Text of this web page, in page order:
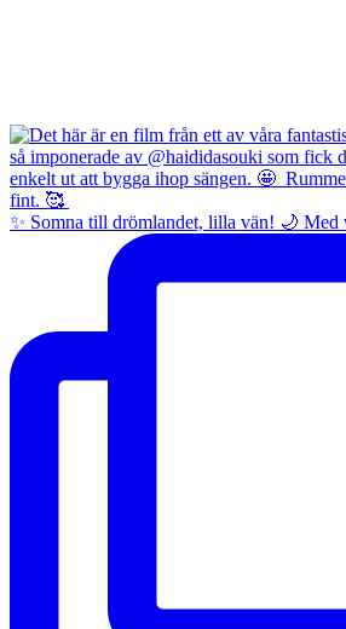
✨ Somna till drömlandet, lilla vän! 🌙 Med